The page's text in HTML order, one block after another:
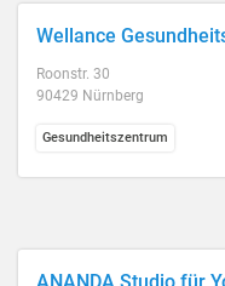
Wellance
Roonstr. 30
90429 Nürnberg
Gesundheitszentrum